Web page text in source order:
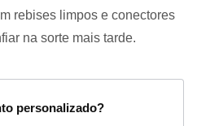
rebises limpos e conectores
na sorte mais tarde.
personalizado?